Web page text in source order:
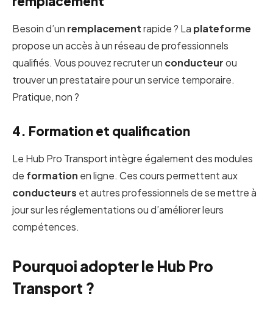
Besoin d’un remplacementrapide ? La plateforme
propose un accès à un réseau de professionnels
qualifiés. Vous pouvez recruter un conducteurou
trouver un prestataire pour un service temporaire.
Pratique, non ?
4. Formation et qualification
Le Hub Pro Transport intègre également des modules
de formation en ligne. Ces cours permettent aux
conducteurs et autres professionnels de se mettre à
jour sur les réglementations ou d’améliorer leurs
compétences.
Pourquoi adopter le Hub Pro
Transport ?